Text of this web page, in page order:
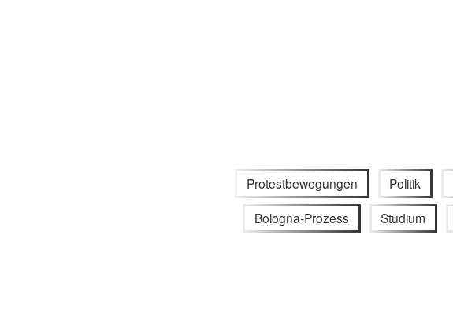
Protestbewegungen Politik
Bologna-Prozess Studium